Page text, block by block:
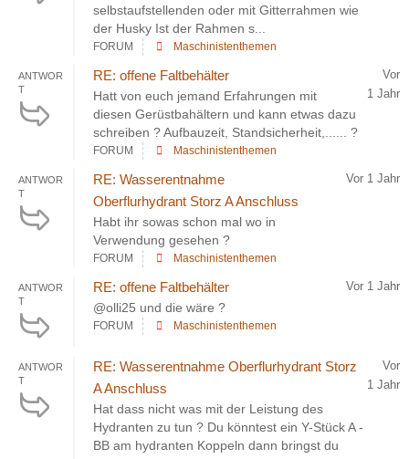
selbstaufstellenden oder mit Gitterrahmen wie
der Husky Ist der Rahmen s...
FORUM Maschinistenthemen
ANTWOR
T
RE: offene Faltbehälter
Hatt von euch jemand Erfahrungen mit
diesen Gerüstbahältern und kann etwas dazu
schreiben ? Aufbauzeit, Standsicherheit,...... ?
Vor
1 Jahr
FORUM Maschinistenthemen
ANTWOR
T
RE: Wasserentnahme
Oberflurhydrant Storz A Anschluss
Habt ihr sowas schon mal wo in
Verwendung gesehen ?
Vor 1 Jahr
FORUM Maschinistenthemen
ANTWOR
T
RE: offene Faltbehälter
@olli25 und die wäre ?
Vor 1 Jahr
FORUM Maschinistenthemen
ANTWOR
T
RE: Wasserentnahme Oberflurhydrant Storz
A Anschluss
Hat dass nicht was mit der Leistung des
Hydranten zu tun ? Du könntest ein Y-Stück A -
BB am hydranten Koppeln dann bringst du
Vor
1 Jahr